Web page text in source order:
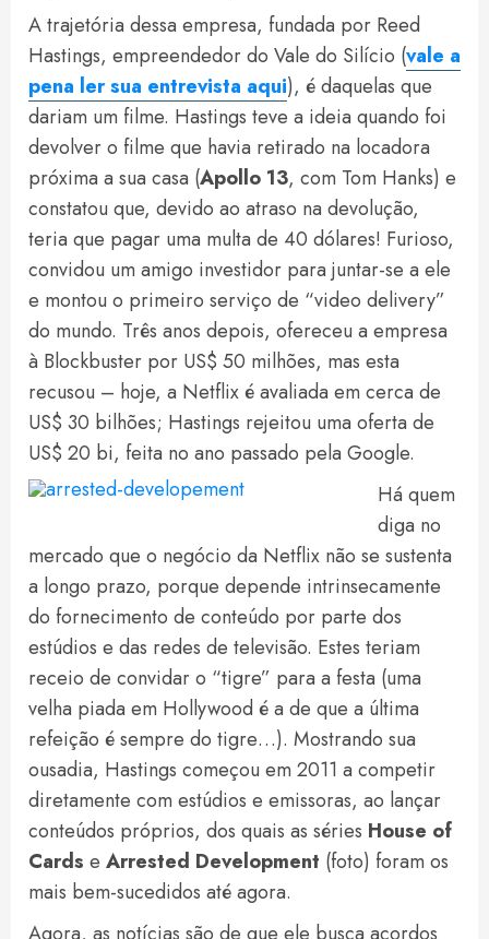
A trajetória dessa empresa, fundada por Reed
Hastings, empreendedor do Vale do Silício (vale a
pena ler sua entrevista aqui), é daquelas que
dariam um filme. Hastings teve a ideia quando foi
devolver o filme que havia retirado na locadora
próxima a sua casa (Apollo 13, com Tom Hanks) e
constatou que, devido ao atraso na devolução,
teria que pagar uma multa de 40 dólares! Furioso,
convidou um amigo investidor para juntar-se a ele
e montou o primeiro serviço de “video delivery”
do mundo. Três anos depois, ofereceu a empresa
à Blockbuster por US$ 50 milhões, mas esta
recusou – hoje, a Netflix é avaliada em cerca de
US$ 30 bilhões; Hastings rejeitou uma oferta de
US$ 20 bi, feita no ano passado pela Google.
Há quem
diga no
mercado que o negócio da Netflix não se sustenta
a longo prazo, porque depende intrinsecamente
do fornecimento de conteúdo por parte dos
estúdios e das redes de televisão. Estes teriam
receio de convidar o “tigre” para a festa (uma
velha piada em Hollywood é a de que a última
refeição é sempre do tigre…). Mostrando sua
ousadia, Hastings começou em 2011 a competir
diretamente com estúdios e emissoras, ao lançar
conteúdos próprios, dos quais as séries House of
Cards e Arrested Development (foto) foram os
mais bem-sucedidos até agora.